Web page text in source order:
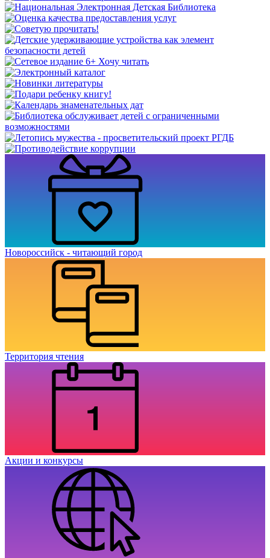
Новороссийск - читающий город
Территория чтения
Акции и конкурсы